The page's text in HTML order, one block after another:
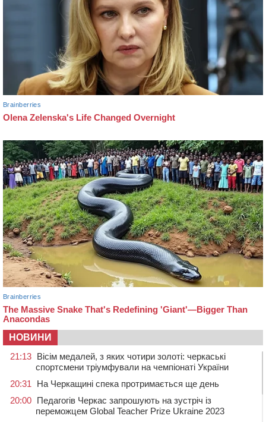
НОВИНИ
21:13 Вісім медалей, з яких чотири золоті: черкаські
спортсмени тріумфували на чемпіонаті України
20:31
На Черкащині спека протримається ще день
20:00 Педагогів Черкас запрошують на зустріч із
переможцем Global Teacher Prize Ukraine 2023